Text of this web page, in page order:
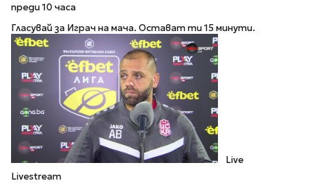
преди 10 часа
Гласувай за Играч на мача. Остават ти 15 минути.
Live
Livestream